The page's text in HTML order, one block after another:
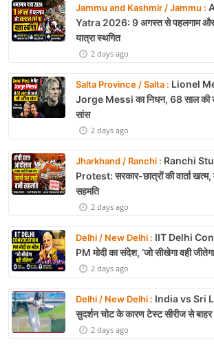
Jammu and Kashmir / Jammu :
Yatra 2026: 9 अगस्त से पहलगाम और
यात्रा स्थगित
2 days ago
Salta Province / Salta : Lionel
Jorge Messi का निधन, 68 साल की
सांस
2 days ago
Jharkhand / Ranchi : Ranchi
Protest: सरकार-छात्रों की वार्ता खत्म,
सहमति
2 days ago
Delhi / New Delhi : IIT Delhi
PM मोदी का संदेश, ‘जो सीखेगा वही
2 days ago
Delhi / New Delhi : India vs Sri
सुदर्शन चोट के कारण टेस्ट सीरीज से बाहर
2 days ago